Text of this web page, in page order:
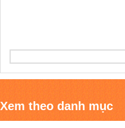
Xem theo danh mục